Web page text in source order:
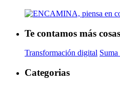
Te contamos más cosas
Transformación digital
Categorias